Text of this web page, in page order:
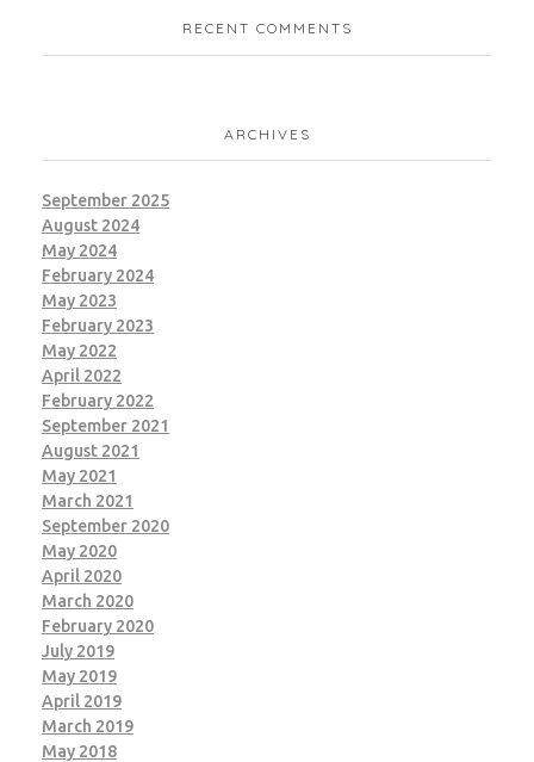
RECENT COMMENTS
ARCHIVES
September 2025
August 2024
May 2024
February 2024
May 2023
February 2023
May 2022
April 2022
February 2022
September 2021
August 2021
May 2021
March 2021
September 2020
May 2020
April 2020
March 2020
February 2020
July 2019
May 2019
April 2019
March 2019
May 2018